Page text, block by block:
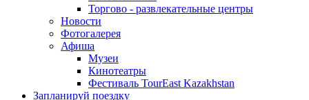
Торгово - развлекательные центры
Новости
Фотогалерея
Афиша
Музеи
Кинотеатры
Фестиваль TourEast Kazakhstan
Запланируй поездку